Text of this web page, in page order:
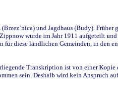
und Jagdhaus (Budy).
wurde im Jahr 1911 aufgeteilt
diese ländlichen Gemeinden, in den
Transkription ist von einer
sein. Deshalb wird kein Anspruch